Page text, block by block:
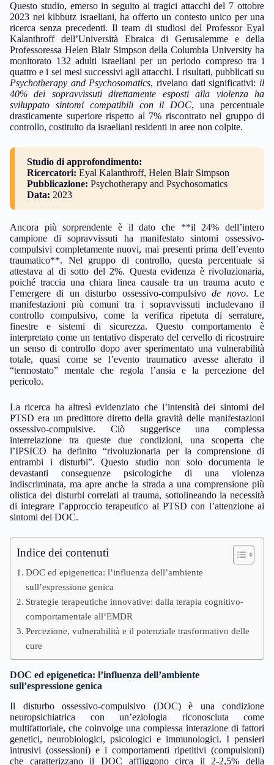
Questo studio, emerso in seguito ai tragici attacchi del 7 ottobre
2023 nei kibbutz israeliani, ha offerto un contesto unico per una
ricerca senza precedenti. Il team di studiosi del Professor Eyal
Kalanthroff dell’Università Ebraica di Gerusalemme e della
Professoressa Helen Blair Simpson della Columbia University ha
monitorato 132 adulti israeliani per un periodo compreso tra i
quattro e i sei mesi successivi agli attacchi. I risultati, pubblicati su
Psychotherapy and Psychosomatics, rivelano dati significativi: il
40% dei sopravvissuti direttamente esposti alla violenza ha
sviluppato sintomi compatibili con il DOC, una percentuale
drasticamente superiore rispetto al 7% riscontrato nel gruppo di
controllo, costituito da israeliani residenti in aree non colpite.
Studio di approfondimento:
Ricercatori: Eyal Kalanthroff, Helen Blair Simpson
Pubblicazione: Psychotherapy and Psychosomatics
Data: 2023
Ancora più sorprendente è il dato che **il 24% dell’intero
campione di sopravvissuti ha manifestato sintomi ossessivo-
compulsivi completamente nuovi, mai presenti prima dell’evento
traumatico**. Nel gruppo di controllo, questa percentuale si
attestava al di sotto del 2%. Questa evidenza è rivoluzionaria,
poiché traccia una chiara linea causale tra un trauma acuto e
l’emergere di un disturbo ossessivo-compulsivode novo. Le
manifestazioni più comuni tra i sopravvissuti includevano il
controllo compulsivo, come la verifica ripetuta di serrature,
finestre e sistemi di sicurezza. Questo comportamento è
interpretato come un tentativo disperato del cervello di ricostruire
un senso di controllo dopo aver sperimentato una vulnerabilità
totale, quasi come se l’evento traumatico avesse alterato il
“termostato” mentale che regola l’ansia e la percezione del
pericolo.
La ricerca ha altresì evidenziato che l’intensità dei sintomi del
PTSD era un predittore diretto della gravità delle manifestazioni
ossessivo-compulsive. Ciò suggerisce una complessa
interrelazione tra queste due condizioni, una scoperta che
l’IPSICO ha definito “rivoluzionaria per la comprensione di
entrambi i disturbi”. Questo studio non solo documenta le
devastanti conseguenze psicologiche di una violenza
indiscriminata, ma apre anche la strada a una comprensione più
olistica dei disturbi correlati al trauma, sottolineando la necessità
di integrare l’approccio terapeutico al PTSD con l’attenzione ai
sintomi del DOC.
Indice dei contenuti
DOC ed epigenetica: l’influenza dell’ambiente
sull’espressione genica
Strategie terapeutiche innovative: dalla terapia cognitivo-
comportamentale all’EMDR
Percezione, vulnerabilità e il potenziale trasformativo delle
cure
DOC ed epigenetica: l’influenza dell’ambiente
sull’espressione genica
Il disturbo ossessivo-compulsivo (DOC) è una condizione
neuropsichiatrica con un’eziologia riconosciuta come
multifattoriale, che coinvolge una complessa interazione di fattori
genetici, neurobiologici, psicologici e immunologici. I pensieri
intrusivi (ossessioni) e i comportamenti ripetitivi (compulsioni)
che caratterizzano il DOC affliggono circa il 2-2,5% della